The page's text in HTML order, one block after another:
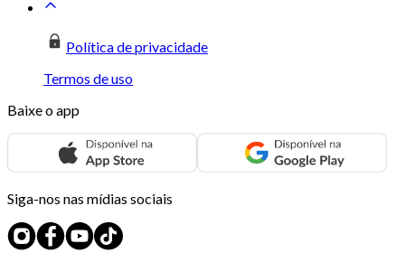
Política de privacidade
Termos de uso
Baixe o app
Siga-nos nas mídias sociais